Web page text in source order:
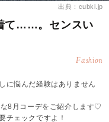
出典：cubki.jp
て……。センスい
Fashion
に悩んだ経験はありません
8月コーデをご紹介します♡
チェックですよ！